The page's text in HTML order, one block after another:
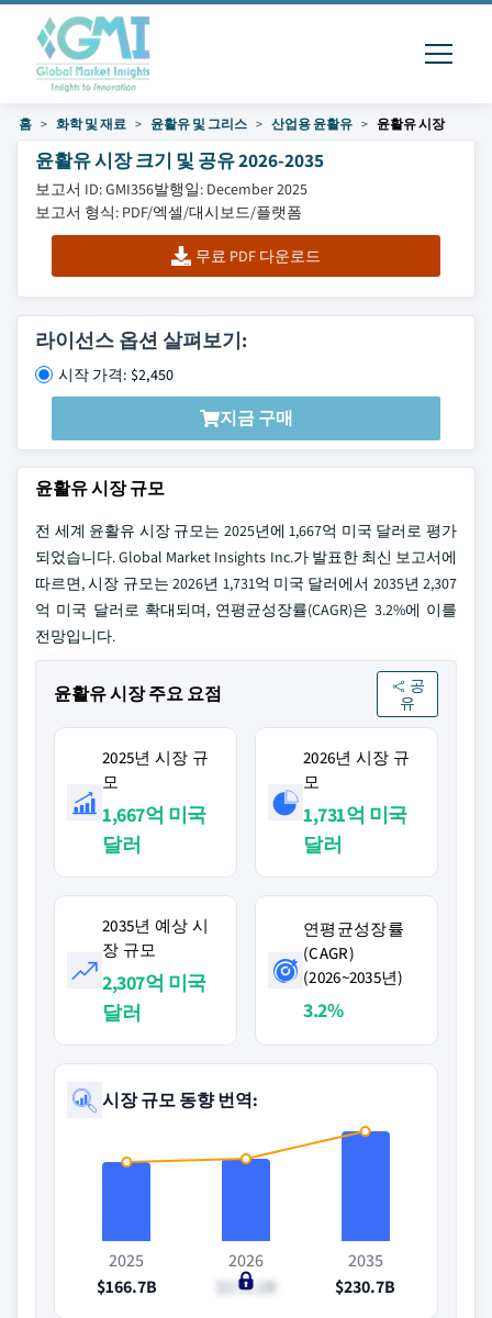
홈 화학 및 재료 윤활유 및 그리스 산업용 윤활유 윤활유 시장
윤활유 시장 크기 및 공유 2026-2035
보고서 ID: GMI356발행일: December 2025
보고서 형식: PDF/엑셀/대시보드/플랫폼
무료 PDF 다운로드
라이선스 옵션 살펴보기:
시작 가격: $2,450
지금 구매
윤활유 시장 규모
전 세계 윤활유 시장 규모는 2025년에 1,667억 미국 달러로 평가
되었습니다. Global Market Insights Inc.가 발표한 최신 보고서에
따르면, 시장 규모는 2026년 1,731억 미국 달러에서 2035년 2,307
억 미국 달러로 확대되며, 연평균성장률(CAGR)은 3.2%에 이를
전망입니다.
윤활유 시장 주요 요점
공
유
2025년 시장 규
모
1,667억 미국
달러
2026년 시장 규
모
1,731억 미국
달러
2035년 예상 시
장 규모
2,307억 미국
달러
연평균성장률
(CAGR)
(2026~2035년)
3.2%
시장 규모 동향 번역:
2025
$166.7B
2026
$173.1B
2035
$230.7B